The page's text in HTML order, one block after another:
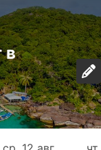
в